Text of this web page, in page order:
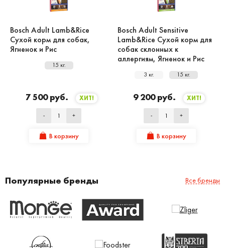
Bosch Adult Lamb&Rice
Сухой корм для собак,
Ягненок и Рис
15 кг.
7 500 руб. ХИТ!
- +
В корзину
Bosch Adult Sensitive
Lamb&Rice Сухой корм для
собак склонных к
аллергиям, Ягненок и Рис
3 кг. 15 кг.
9 200 руб. ХИТ!
- +
В корзину
Популярные бренды Все бренды